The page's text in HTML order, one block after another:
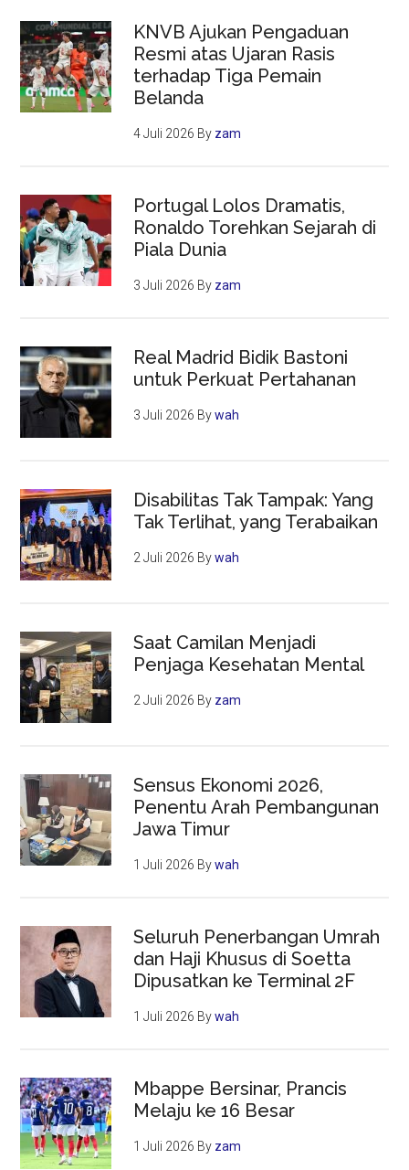
KNVB Ajukan Pengaduan
Resmi atas Ujaran Rasis
terhadap Tiga Pemain
Belanda
4 Juli 2026 By zam
Portugal Lolos Dramatis,
Ronaldo Torehkan Sejarah di
Piala Dunia
3 Juli 2026 By zam
Real Madrid Bidik Bastoni
untuk Perkuat Pertahanan
3 Juli 2026 Bywah
Disabilitas Tak Tampak: Yang
Tak Terlihat, yang Terabaikan
2 Juli 2026 Bywah
Saat Camilan Menjadi
Penjaga Kesehatan Mental
2 Juli 2026 By zam
Sensus Ekonomi 2026,
Penentu Arah Pembangunan
Jawa Timur
1 Juli 2026 Bywah
Seluruh Penerbangan Umrah
dan Haji Khusus di Soetta
Dipusatkan ke Terminal 2F
1 Juli 2026 Bywah
Mbappe Bersinar, Prancis
Melaju ke 16 Besar
1 Juli 2026 By zam